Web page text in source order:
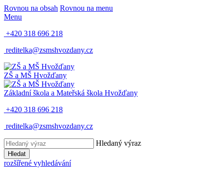
Rovnou na obsah Rovnou na menu
Menu
+420 318 696 218
reditelka@zsmshvozdany.cz
ZŠ a MŠ Hvožďany
Základní škola a Mateřská škola Hvožďany
+420 318 696 218
reditelka@zsmshvozdany.cz
Hledaný výraz
Hledat
rozšířené vyhledávání